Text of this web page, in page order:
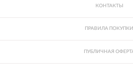
КОНТАКТЫ
ПРАВИЛА ПОКУПКИ
ПУБЛИЧНАЯ